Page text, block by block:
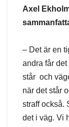
Axel
– Det är en
andra får
står och
när det står
straff också.
det i väg. Vi